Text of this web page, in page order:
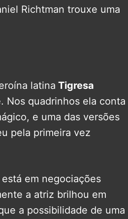
Richtman trouxe uma
latina Tigresa
Nos quadrinhos ela conta
e uma das versões
pela primeira vez
em negociações
a atriz brilhou em
a possibilidade de uma